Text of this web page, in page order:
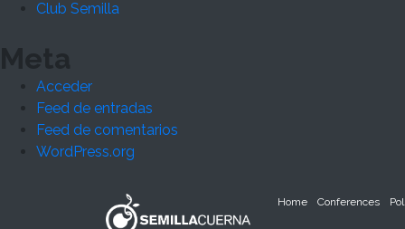
Club Semilla
Meta
Acceder
Feed de entradas
Feed de comentarios
WordPress.org
Home Conferences